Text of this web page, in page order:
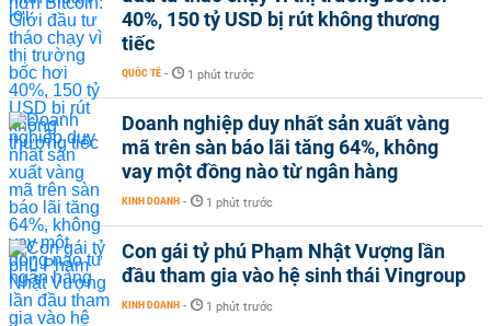
40%, 150 tỷ USD bị rút không thương
tiếc
QUỐC TẾ - 1 phút trước
Doanh nghiệp duy nhất sản xuất vàng
mã trên sàn báo lãi tăng 64%, không
vay một đồng nào từ ngân hàng
KINH DOANH - 1 phút trước
Con gái tỷ phú Phạm Nhật Vượng lần
đầu tham gia vào hệ sinh thái Vingroup
KINH DOANH - 1 phút trước